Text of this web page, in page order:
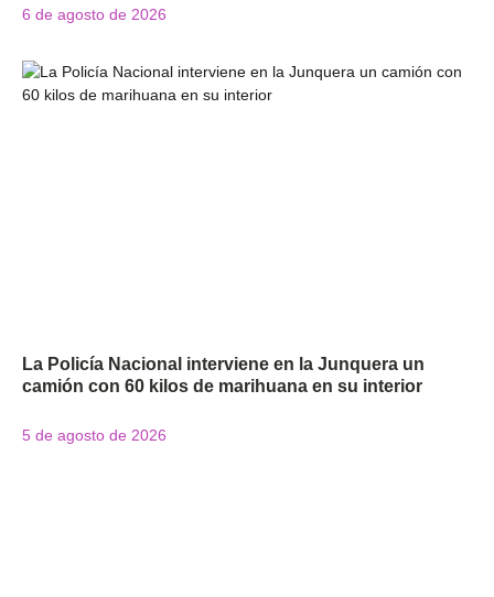
6 de agosto de 2026
La Policía Nacional interviene en la Junquera un
camión con 60 kilos de marihuana en su interior
5 de agosto de 2026